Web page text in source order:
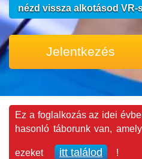
nézd vissza alkotásod VR-
Jelentkezés
Ez a foglalkozás az idei
hasonló táborunk van,
ezeket itt találod !